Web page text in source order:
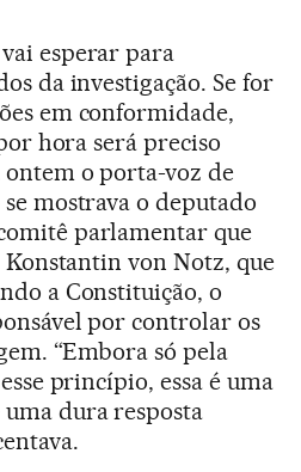
esperar para
da investigação. Se for
em conformidade,
hora será preciso
o porta-voz de
mostrava o deputado
parlamentar que
Konstantin von Notz, que
a Constituição, o
por controlar os
“Embora só pela
princípio, essa é uma
dura resposta